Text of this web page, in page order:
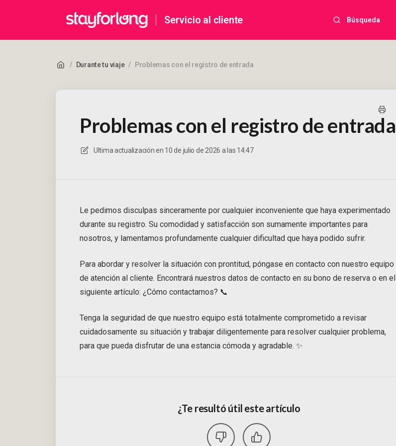
Servicio al cliente Búsqueda
/ Durante tu viaje / Problemas con el registro de entrada
Problemas con el registro de entrada
Ultima actualización en 10 de julio de 2026 a las 14:47
Le pedimos disculpas sinceramente por cualquier inconveniente que haya experimentado
durante su registro. Su comodidad y satisfacción son sumamente importantes para
nosotros, y lamentamos profundamente cualquier dificultad que haya podido sufrir.
Para abordar y resolver la situación con prontitud, póngase en contacto con nuestro equipo
de atención al cliente. Encontrará nuestros datos de contacto en su bono de reserva o en el
siguiente artículo: ¿Cómo contactarnos? 📞
Tenga la seguridad de que nuestro equipo está totalmente comprometido a revisar
cuidadosamente su situación y trabajar diligentemente para resolver cualquier problema,
para que pueda disfrutar de una estancia cómoda y agradable. ✨
¿Te resultó útil este artículo